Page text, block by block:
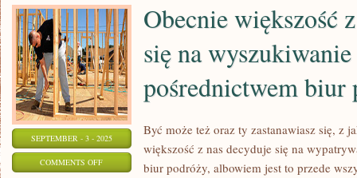
SEPTEMBER - 3 - 2025
COMMENTS OFFON
Obecnie większość
się na
pośrednictwem biur
Być może też oraz ty zastanawiasz się, z
większość z nas decyduje się na
biur podróży, albowiem jest to przede